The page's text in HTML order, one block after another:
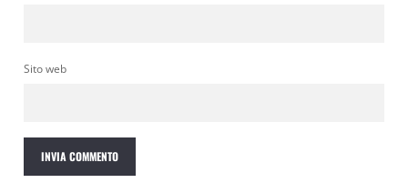
Sito web